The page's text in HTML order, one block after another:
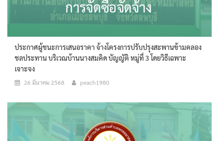
ประกาศผู้ชนะการเสนอราคา จ้างโครงการปรับปรุงสะพานข้ามคลอง
ชลประทาน บริเวณบ้านนางสมคิด บัญญัติ หมู่ที่ 3 โดยวิธีเฉพาะ
เจาะจง
26 มีนาคม 2568 peach1980